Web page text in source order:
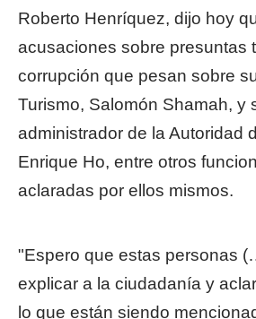
Roberto Henríquez, dijo hoy
acusaciones sobre presuntas
corrupción que pesan sobre
Turismo, Salomón Shamah, y
administrador de la Autoridad
Enrique Ho, entre otros
aclaradas por ellos mismos.
"Espero que estas personas
explicar a la ciudadanía y
lo que están siendo